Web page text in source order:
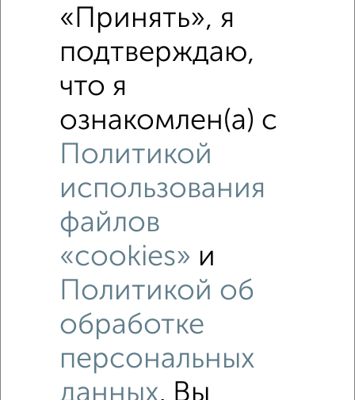
Недалеко от Прокатная 4 с ценой ниже
Дом 59м², 1-этажный, на длительный срок, в черте
в месяц
Ленинский район, Янтарная 1
Агентство, 05.08.2026
«Принять», я
подтверждаю,
что я
ознакомлен(а) с
Политикой
использования
файлов
«cookies» и
Политикой об
обработке
персональных
данных. Вы